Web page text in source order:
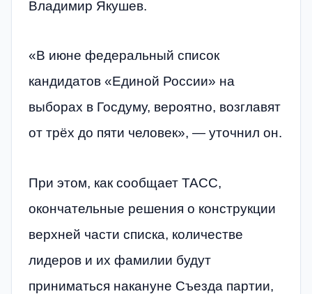
Владимир Якушев.
«В июне федеральный список
кандидатов «Единой России» на
выборах в Госдуму, вероятно, возглавят
от трёх до пяти человек», — уточнил он.
При этом, как сообщает ТАСС,
окончательные решения о конструкции
верхней части списка, количестве
лидеров и их фамилии будут
приниматься накануне Съезда партии,